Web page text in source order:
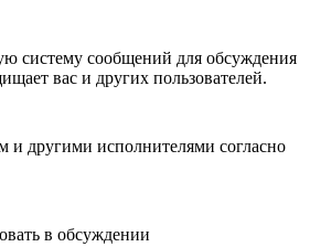
систему сообщений для обсуждения
вас и других пользователей.
и другими исполнителями согласно
в обсуждении